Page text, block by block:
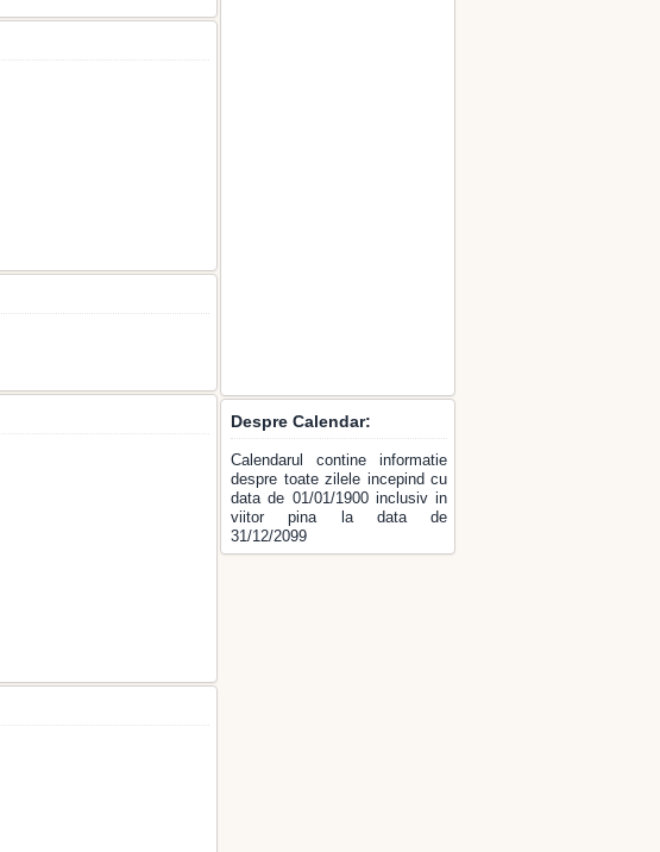
Despre Calendar:
Calendarul contine informatie
despre toate zilele incepind cu
data de 01/01/1900 inclusiv in
viitor pina la data de
31/12/2099